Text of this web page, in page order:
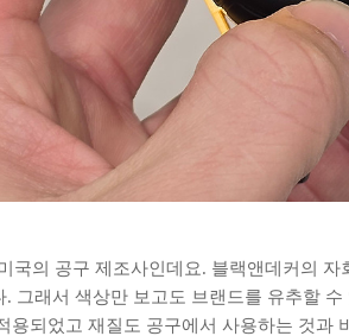
국의 공구 제조사인데요. 블랙앤데커의
그래서 색상만 보고도 브랜드를 유추할
용되었고 재질도 공구에서 사용하는 것과